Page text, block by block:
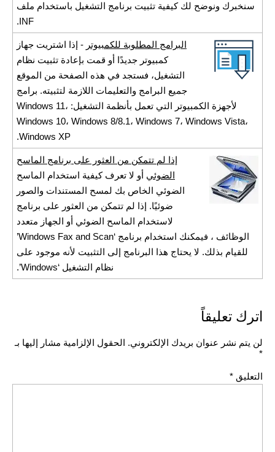
سنخبرك ونوضح لك كيفية تثبيت برنامج التشغيل باستخدام ملف
INF.
البرامج المطلوبة للكمبيوتر - إذا اشتريت جهاز
كمبيوتر جديدًا أو قمت بإعادة تثبيت نظام
التشغيل، فستجد في هذه الصفحة من الموقع
جميع البرامج والتعليمات اللازمة لتثبيته. برامج
لأجهزة الكمبيوتر التي تعمل بأنظمة التشغيل: Windows 11،
Windows 10، Windows 8/8.1، Windows 7، Windows Vista،
Windows XP.
إذا لم تتمكن من العثور على برنامج الماسح
الضوئي أو لا تعرف كيفية استخدام الماسح
الضوئي الخاص بك لمسح المستندات والصور
ضوئيًا. إذا لم تتمكن من العثور على برنامج
لاستخدام الماسح الضوئي أو الجهاز متعدد
الوظائف ، فيمكنك استخدام برنامج ‘Windows Fax and Scan’
للقيام بذلك. لا يحتاج هذا البرنامج إلى التثبيت لأنه موجود على
نظام التشغيل ‘Windows’.
اترك تعليقاً
لن يتم نشر عنوان بريدك الإلكتروني. الحقول الإلزامية مشار إليها بـ
*
التعليق *